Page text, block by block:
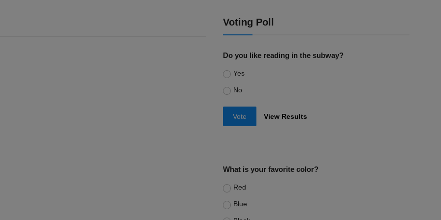
Voting Poll
Do you like reading in the subway?
Yes
No
Vote View Results
What is your favorite color?
Red
Blue